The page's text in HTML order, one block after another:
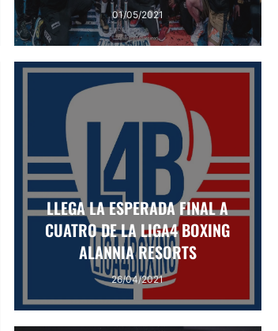
01/05/2021
LLEGA LA ESPERADA FINAL A
CUATRO DE LA LIGA4 BOXING
ALANNIA RESORTS
26/04/2021